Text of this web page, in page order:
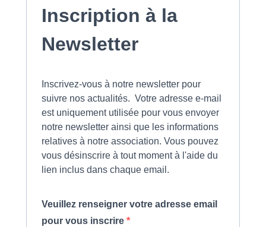
Inscription à la
Newsletter
Inscrivez-vous à notre newsletter pour
suivre nos actualités. Votre adresse e-mail
est uniquement utilisée pour vous envoyer
notre newsletter ainsi que les informations
relatives à notre association. Vous pouvez
vous désinscrire à tout moment à l'aide du
lien inclus dans chaque email.
Veuillez renseigner votre adresse email
pour vous inscrire